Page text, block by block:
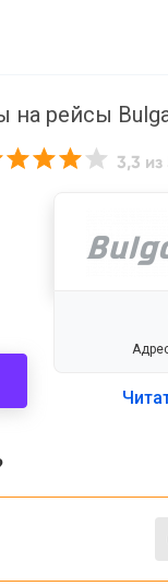
на рейсы
3,3 из